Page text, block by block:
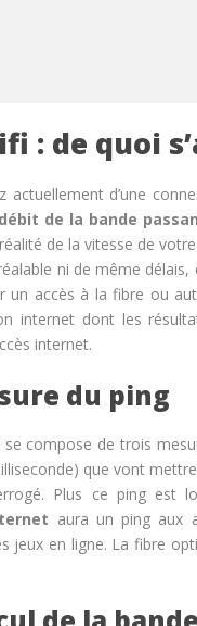
: de quoi
actuellement d’une
débit de la bande
de la vitesse de
ni de même
un accès à la fibre ou
internet dont les
internet.
du ping
se compose de trois
que vont
Plus ce ping est
aura un ping aux
jeux en ligne. La fibre